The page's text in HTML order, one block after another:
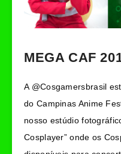
MEGA CAF
A @Cosgamersbrasil
do Campinas Anime
nosso estúdio
Cosplayer” onde os